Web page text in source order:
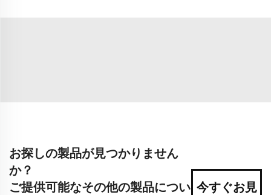
お探しの製品が見つかりません
か？
ご提供可能なその他の製品につい 今すぐお見